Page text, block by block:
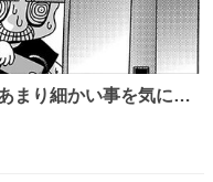
まり細かい事を気にし
観から見ると、あまり
。でも、だからこそ、